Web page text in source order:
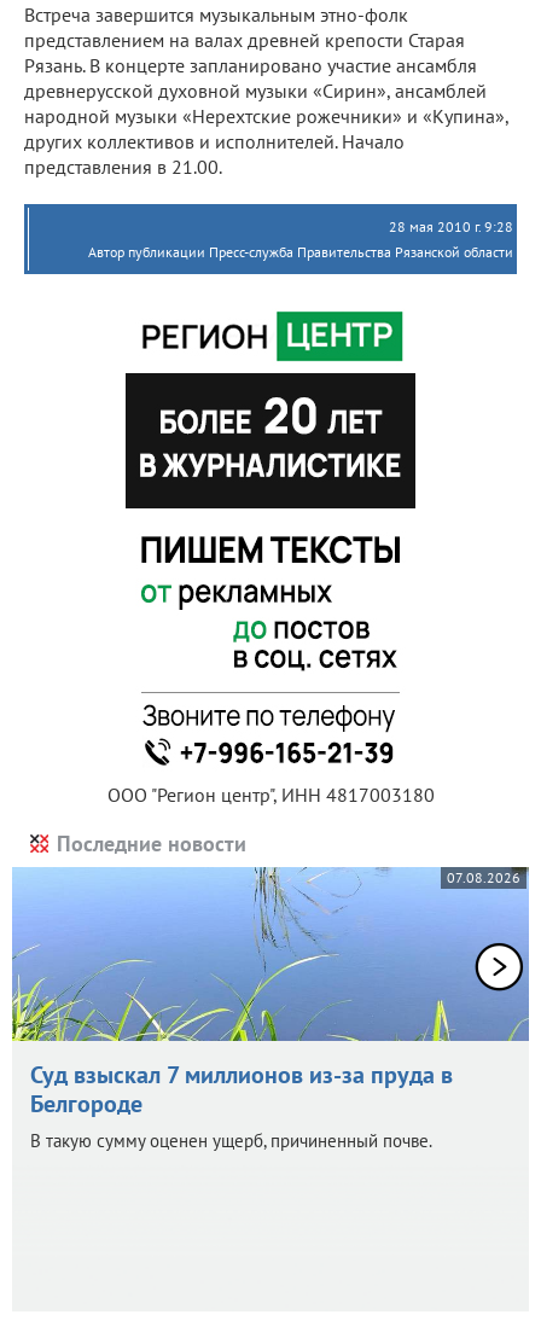
Встреча завершится музыкальным этно-фолк
представлением на валах древней крепости Старая
Рязань. В концерте запланировано участие ансамбля
древнерусской духовной музыки «Сирин», ансамблей
народной музыки «Нерехтские рожечники» и «Купина»,
других коллективов и исполнителей. Начало
представления в 21.00.
28 мая 2010 г. 9:28
Автор публикации Пресс-служба Правительства Рязанской области
ООО "Регион центр", ИНН 4817003180
Последние новости
07.08.2026
Суд взыскал 7 миллионов из-за пруда в
Белгороде
В такую сумму оценен ущерб, причиненный почве.